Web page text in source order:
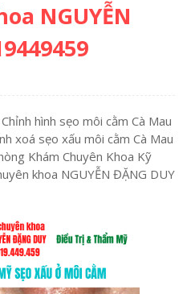
NGUYỄN
hình sẹo môi cằm Cà Mau
xoá sẹo xấu môi cằm Cà Mau
Khám Chuyên Khoa Kỹ
khoa NGUYỄN ĐẶNG DUY